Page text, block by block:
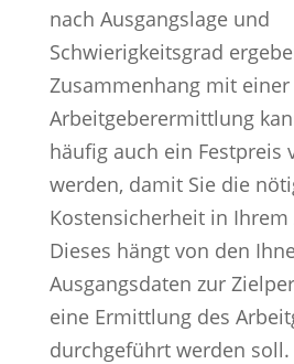
nach Ausgangslage und
Schwierigkeitsgrad
Zusammenhang mit einer
Arbeitgeberermittlung
häufig auch ein Festpreis
werden, damit Sie die
Kostensicherheit in
Dieses hängt von den
Ausgangsdaten zur
eine Ermittlung des
durchgeführt werden soll.